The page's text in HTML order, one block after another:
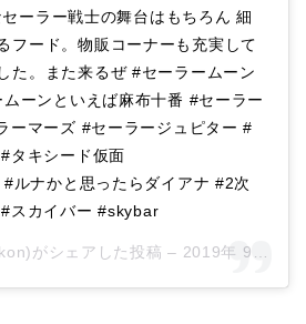
ーラー戦士の舞台はもちろん 細
フード。物販コーナーも充実して
た。また来るぜ #セーラームーン
ーンといえば麻布十番 #セーラー
ーマーズ #セーラージュピター #
タキシード仮面
ルナかと思ったらダイアナ #2次
スカイバー #skybar
がシェアした投稿 – 2019年 9月月23日午後10時12分PDT